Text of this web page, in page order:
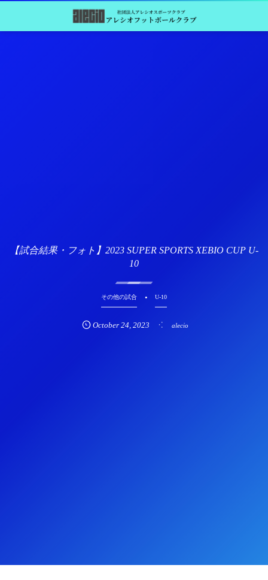
【試合結果・フォト】2023 SUPER SPORTS XEBIO CUP U-
10
その他の試合 U-10
October 24, 2023 alecio